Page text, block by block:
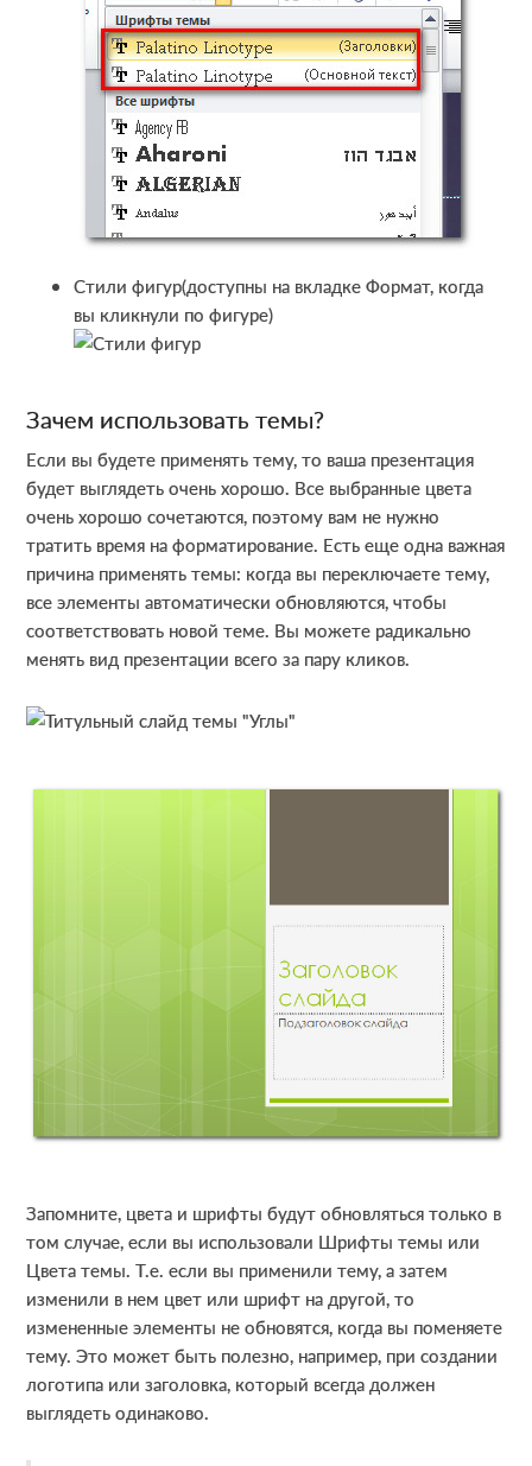
Стили фигур(доступны на вкладке Формат, когда
вы кликнули по фигуре)
Зачем использовать темы?
Если вы будете применять тему, то ваша презентация
будет выглядеть очень хорошо. Все выбранные цвета
очень хорошо сочетаются, поэтому вам не нужно
тратить время на форматирование. Есть еще одна важная
причина применять темы: когда вы переключаете тему,
все элементы автоматически обновляются, чтобы
соответствовать новой теме. Вы можете радикально
менять вид презентации всего за пару кликов.
Запомните, цвета и шрифты будут обновляться только в
том случае, если вы использовали Шрифты темы или
Цвета темы. Т.е. если вы применили тему, а затем
изменили в нем цвет или шрифт на другой, то
измененные элементы не обновятся, когда вы поменяете
тему. Это может быть полезно, например, при создании
логотипа или заголовка, который всегда должен
выглядеть одинаково.